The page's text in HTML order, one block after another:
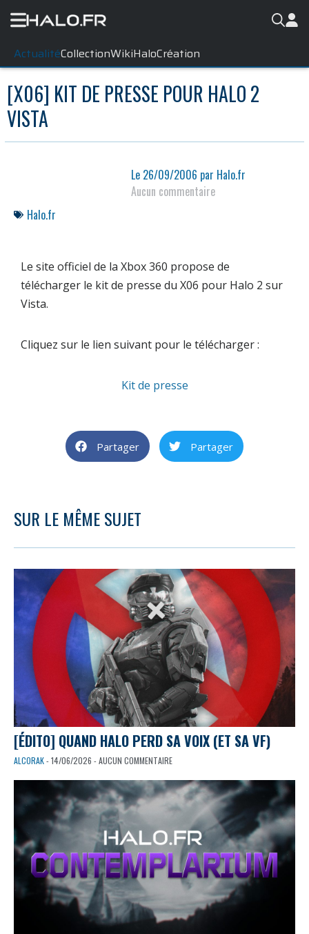
ActualitéCollectionWikiHaloCréation
[X06] KIT DE PRESSE POUR HALO 2
VISTA
Le 26/09/2006 par Halo.fr
Aucun commentaire
Halo.fr
Le site officiel de la Xbox 360 propose de
télécharger le kit de presse du X06 pour Halo 2 sur
Vista.
Cliquez sur le lien suivant pour le télécharger :
Kit de presse
Partager Partager
SUR LE MÊME SUJET
[ÉDITO] QUAND HALO PERD SA VOIX (ET SA VF)
ALCORAK- 14/06/2026 - AUCUN COMMENTAIRE